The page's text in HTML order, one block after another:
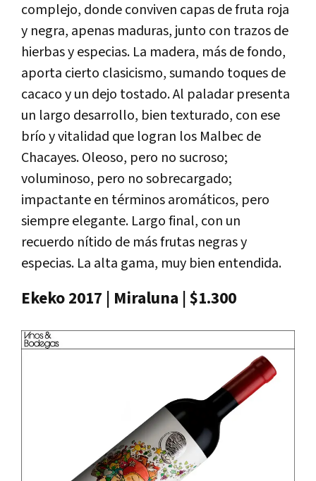
complejo, donde conviven capas de fruta roja
y negra, apenas maduras, junto con trazos de
hierbas y especias. La madera, más de fondo,
aporta cierto clasicismo, sumando toques de
cacaco y un dejo tostado. Al paladar presenta
un largo desarrollo, bien texturado, con ese
brío y vitalidad que logran los Malbec de
Chacayes. Oleoso, pero no sucroso;
voluminoso, pero no sobrecargado;
impactante en términos aromáticos, pero
siempre elegante. Largo final, con un
recuerdo nítido de más frutas negras y
especias. La alta gama, muy bien entendida.
Ekeko 2017 | Miraluna | $1.300